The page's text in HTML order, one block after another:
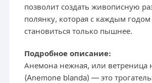
позволит создать живописную
полянку, которая с каждым годом
становиться только пышнее.
Подробное описание:
Анемона нежная, или ветреница
(Anemone blanda) — это